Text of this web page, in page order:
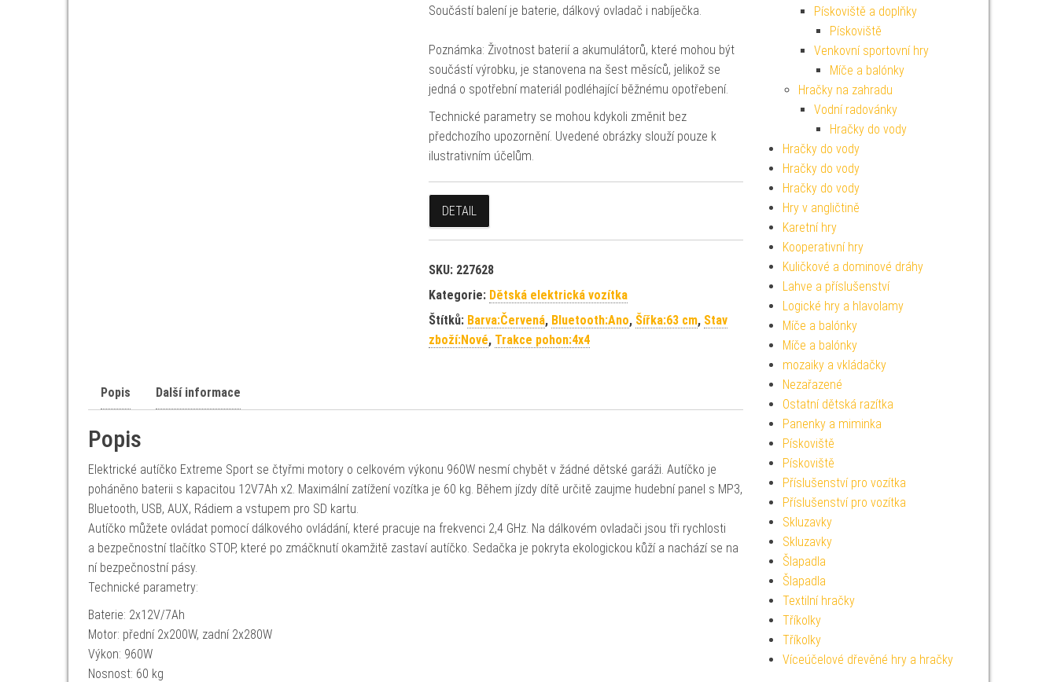
Součástí balení je baterie, dálkový ovladač i nabíječka.
Poznámka: Životnost baterií a akumulátorů, které mohou být
součástí výrobku, je stanovena na šest měsíců, jelikož se
jedná o spotřební materiál podléhající běžnému opotřebení.
Technické parametry se mohou kdykoli změnit bez
předchozího upozornění. Uvedené obrázky slouží pouze k
ilustrativním účelům.
DETAIL
SKU: 227628
Kategorie: Dětská elektrická vozítka
Štítků: Barva:Červená, Bluetooth:Ano, Šířka:63 cm, Stav
zboží:Nové, Trakce pohon:4x4
Popis Další informace
Popis
Elektrické autíčko Extreme Sport se čtyřmi motory o celkovém výkonu 960W nesmí chybět v žádné dětské garáži. Autíčko je
poháněno baterii s kapacitou 12V7Ah x2. Maximální zatížení vozítka je 60 kg. Během jízdy dítě určitě zaujme hudební panel s MP3,
Bluetooth, USB, AUX, Rádiem a vstupem pro SD kartu.
Autíčko můžete ovládat pomocí dálkového ovládání, které pracuje na frekvenci 2,4 GHz. Na dálkovém ovladači jsou tři rychlosti
a bezpečnostní tlačítko STOP, které po zmáčknutí okamžitě zastaví autíčko. Sedačka je pokryta ekologickou kůží a nachází se na
ní bezpečnostní pásy.
Technické parametry:
Baterie: 2x12V/7Ah
Motor: přední 2x200W, zadní 2x280W
Výkon: 960W
Nosnost: 60 kg
Pískoviště a doplňky
Pískoviště
Venkovní sportovní hry
Míče a balónky
Hračky na zahradu
Vodní radovánky
Hračky do vody
Hračky do vody
Hračky do vody
Hračky do vody
Hry v angličtině
Karetní hry
Kooperativní hry
Kuličkové a dominové dráhy
Lahve a příslušenství
Logické hry a hlavolamy
Míče a balónky
Míče a balónky
mozaiky a vkládačky
Nezařazené
Ostatní dětská razítka
Panenky a miminka
Pískoviště
Pískoviště
Příslušenství pro vozítka
Příslušenství pro vozítka
Skluzavky
Skluzavky
Šlapadla
Šlapadla
Textilní hračky
Tříkolky
Tříkolky
Víceúčelové dřevěné hry a hračky